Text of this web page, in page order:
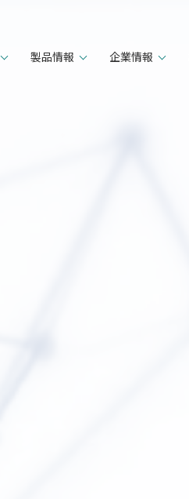
製品情報 企業情報